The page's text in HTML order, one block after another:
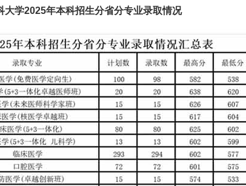
大学2025年本科招生分省分专业录取情况